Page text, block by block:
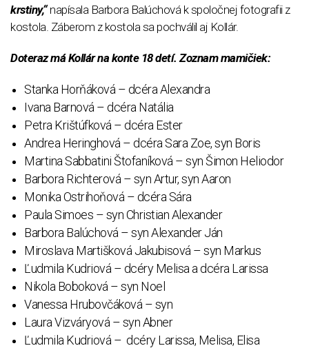
krstiny,“napísala Barbora Balúchová k spoločnej fotografii z
kostola. Záberom z kostola sa pochválil aj Kollár.
Doteraz má Kollár na konte 18 detí. Zoznam mamičiek:
Stanka Horňáková – dcéra Alexandra
Ivana Barnová – dcéra Natália
Petra Krištúfková – dcéra Ester
Andrea Heringhová – dcéra Sara Zoe, syn Boris
Martina Sabbatini Štofaníková – syn Šimon Heliodor
Barbora Richterová – syn Artur, syn Aaron
Monika Ostrihoňová – dcéra Sára
Paula Simoes – syn Christian Alexander
Barbora Balúchová – syn Alexander Ján
Miroslava Martišková Jakubisová – syn Markus
Ľudmila Kudriová – dcéry Melisa a dcéra Larissa
Nikola Boboková – syn Noel
Vanessa Hrubovčáková – syn
Laura Vizváryová – syn Abner
Ľudmila Kudriová – dcéry Larissa, Melisa, Elisa